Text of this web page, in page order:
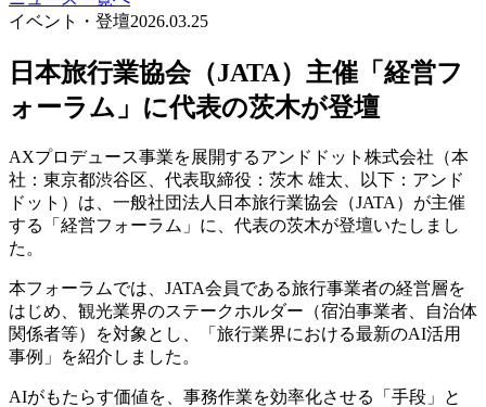
イベント・登壇2026.03.25
日本旅行業協会（JATA）主催「経営フ
ォーラム」に代表の茨木が登壇
AXプロデュース事業を展開するアンドドット株式会社（本
社：東京都渋谷区、代表取締役：茨木 雄太、以下：アンド
ドット）は、一般社団法人日本旅行業協会（JATA）が主催
する「経営フォーラム」に、代表の茨木が登壇いたしまし
た。
本フォーラムでは、JATA会員である旅行事業者の経営層を
はじめ、観光業界のステークホルダー（宿泊事業者、自治体
関係者等）を対象とし、「旅行業界における最新のAI活用
事例」を紹介しました。
AIがもたらす価値を、事務作業を効率化させる「手段」と